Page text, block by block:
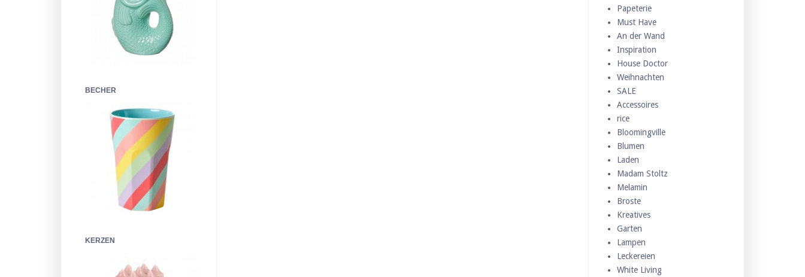
BECHER
KERZEN
Papeterie
Must Have
An der Wand
Inspiration
House Doctor
Weihnachten
SALE
Accessoires
rice
Bloomingville
Blumen
Laden
Madam Stoltz
Melamin
Broste
Kreatives
Garten
Lampen
Leckereien
White Living